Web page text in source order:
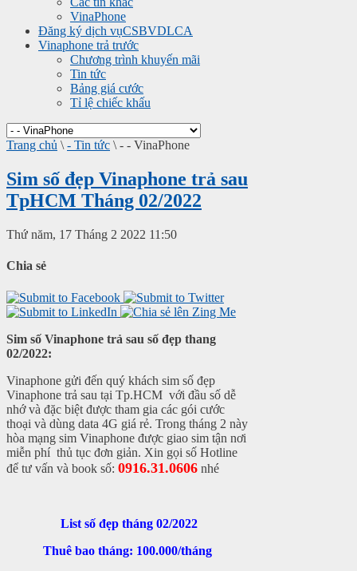
VinaPhone
Đăng ký dịch vụCSBVDLCA
Vinaphone trả trước
Chương trình khuyến mãi
Tin tức
Bảng giá cước
Tỉ lệ chiếc khấu
Trang chủ \ - Tin tức \ - - VinaPhone
Sim số đẹp Vinaphone trả sau
TpHCM Tháng 02/2022
Thứ năm, 17 Tháng 2 2022 11:50
Chia sẻ
Sim số Vinaphone trả sau số đẹp thang
02/2022:
Vinaphone gửi đến quý khách sim số đẹp
Vinaphone trả sau tại Tp.HCM với đầu số dễ
nhớ và đặc biệt được tham gia các gói cước
thoại và dùng data 4G giá rẻ. Trong tháng 2 này
hòa mạng sim Vinaphone được giao sim tận nơi
miễn phí thủ tục đơn giản. Xin gọi số Hotline
để tư vấn và book số: 0916.31.0606 nhé
List số đẹp tháng 02/2022
Thuê bao tháng: 100.000/tháng